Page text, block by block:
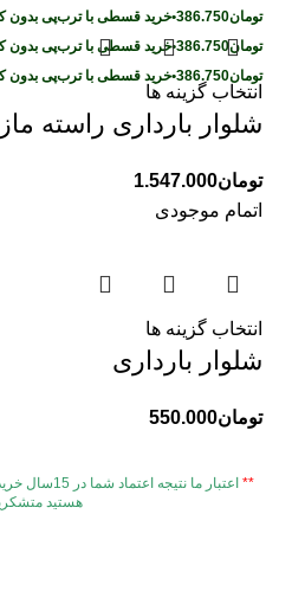
تومان386.750
•خرید قسطی با ترب‌پی بدون
تومان386.750
•خرید قسطی با ترب‌پی بدون
تومان386.750
•خرید قسطی با ترب‌پی بدون
انتخاب گزینه ها
شلوار بارداری راسته
تومان1.547.000
اتمام موجودی
انتخاب گزینه ها
شلوار بارداری
تومان550.000
**
اعتبار ما
هستید